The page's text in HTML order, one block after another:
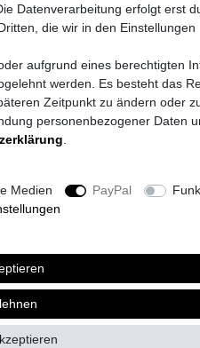
Qualität ihr Budget schonen
Projekt. Greifen Sie
Datenverarbeitung erfolgt erst
die wir in den Einstellungen
aufgrund eines berechtigten
werden. Es besteht das
Zeitpunkt zu ändern oder
personenbezogener Daten
Medien PayPal